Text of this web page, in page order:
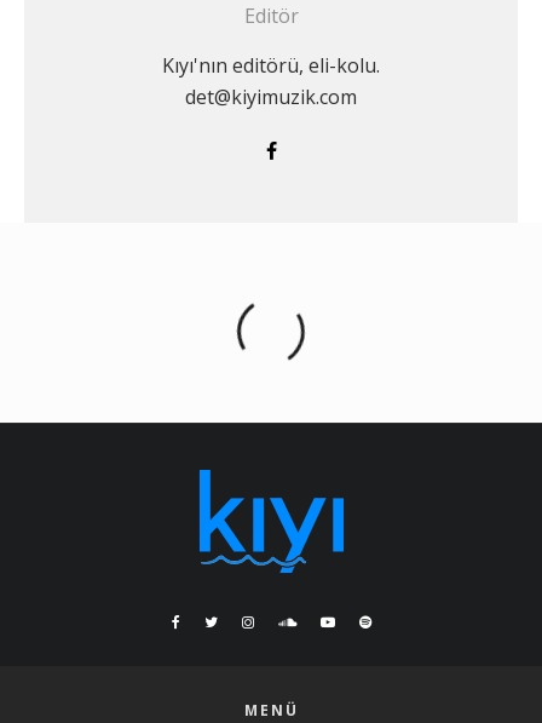
Editör
Kıyı'nın editörü, eli-kolu.
det@kiyimuzik.com
MENÜ